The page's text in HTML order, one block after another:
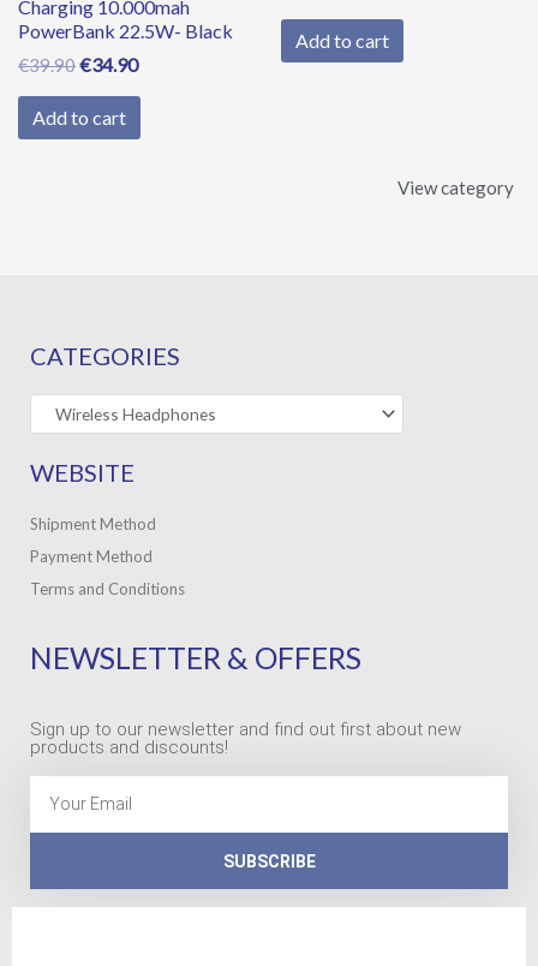
Charging 10.000mah
PowerBank 22.5W- Black
€39.90€34.90
Add to cart
Add to cart
View category
CATEGORIES
WEBSITE
Shipment Method
Payment Method
Terms and Conditions
NEWSLETTER & OFFERS
Sign up to our newsletter and find out first about new
products and discounts!
SUBSCRIBE